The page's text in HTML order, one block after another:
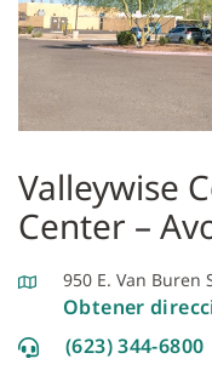
Valleywise
Center –
950 E. Van Buren
Obtener
(623) 344-6800